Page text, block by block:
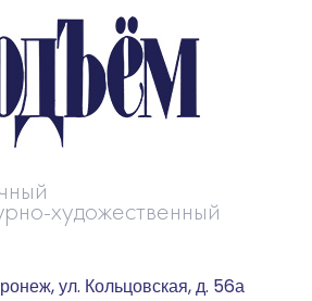
художественный
ул. Кольцовская, д. 56а